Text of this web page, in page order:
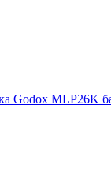
Godox MLP26K